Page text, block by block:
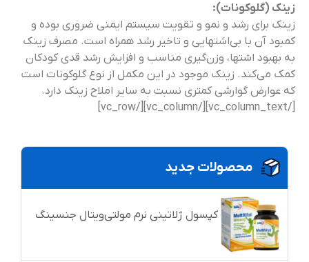
زینک (گلوکونات):
زینک برای رشد و نمو و تقویت سیستم ایمنی ضروری بوده و
کمبود آن با بی‌اشتهایی و تاخیر رشد همراه است. مصرف زینک
به بهبود اشتها، وزن‌گیری مناسب و افزایش رشد قدی کودکان
کمک می‌کند. زینک موجود در این مکمل از نوع گلوکونات است
که عوارض گوارشی کمتری نسبت به سایر املاح زینک دارد.
[/vc_column_text][/vc_column][/vc_row]
محصولات جدید
کپسول ژلاتینی نرم مولتی‌ویتال جنسینگ